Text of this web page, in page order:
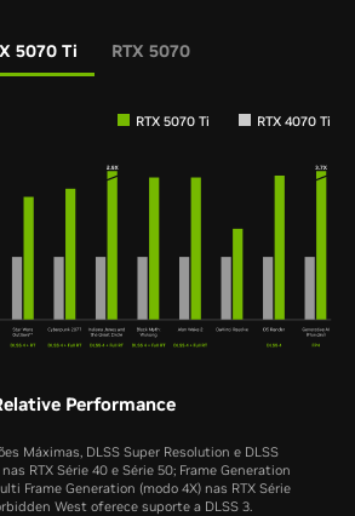
5070 Ti RTX 5070
RTX 5070 Ti RTX 4070 Ti
Performance
Máximas, DLSS Super Resolution e DLSS
RTX Série 40 e Série 50; Frame Generation
Frame Generation (modo 4X) nas RTX Série
West oferece suporte a DLSS 3.